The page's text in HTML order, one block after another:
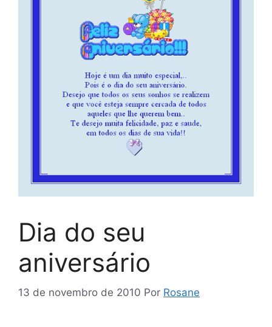
Dia do seu
aniversário
13 de novembro de 2010 Por Rosane